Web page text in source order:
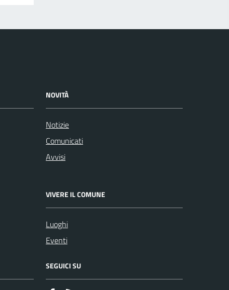
NOVITÀ
Notizie
Comunicati
Avvisi
VIVERE IL COMUNE
Luoghi
Eventi
SEGUICI SU